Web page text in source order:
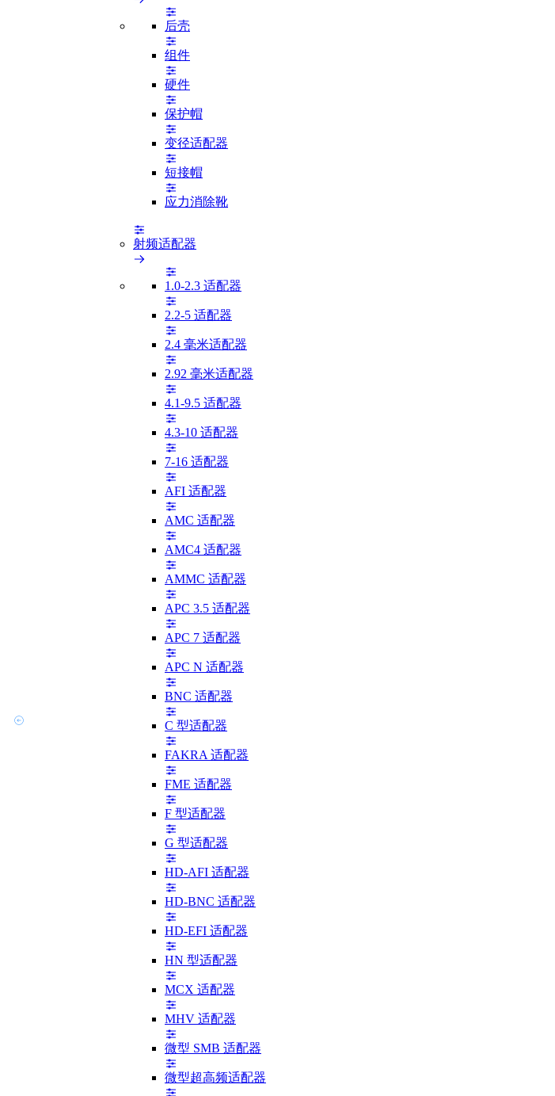
后壳
组件
硬件
保护帽
变径适配器
短接帽
应力消除靴
射频适配器
1.0-2.3 适配器
2.2-5 适配器
2.4 毫米适配器
2.92 毫米适配器
4.1-9.5 适配器
4.3-10 适配器
7-16 适配器
AFI 适配器
AMC 适配器
AMC4 适配器
AMMC 适配器
APC 3.5 适配器
APC 7 适配器
APC N 适配器
BNC 适配器
C 型适配器
FAKRA 适配器
FME 适配器
F 型适配器
G 型适配器
HD-AFI 适配器
HD-BNC 适配器
HD-EFI 适配器
HN 型适配器
MCX 适配器
MHV 适配器
微型 SMB 适配器
微型超高频适配器